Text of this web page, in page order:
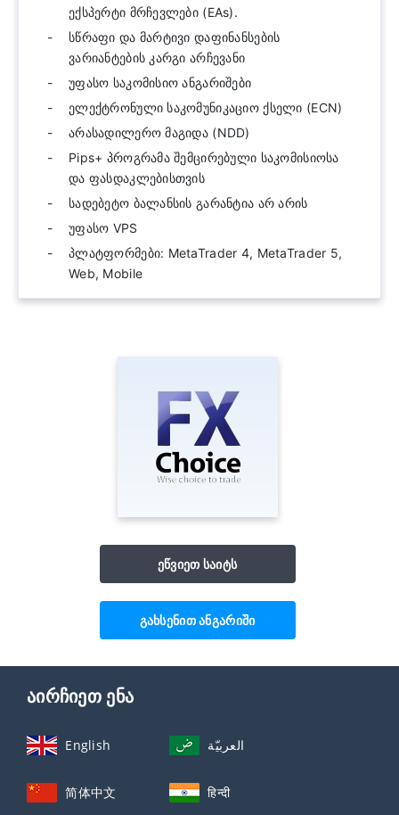
ექსპერტი მრჩევლები (EAs).
სწრაფი და მარტივი დაფინანსების
ვარიანტების კარგი არჩევანი
უფასო საკომისიო ანგარიშები
ელექტრონული საკომუნიკაციო ქსელი (ECN)
არასადილერო მაგიდა (NDD)
Pips+ პროგრამა შემცირებული საკომისიოსა
და ფასდაკლებისთვის
სადებეტო ბალანსის გარანტია არ არის
უფასო VPS
პლატფორმები: MetaTrader 4, MetaTrader 5,
Web, Mobile
ეწვიეთ საიტს
გახსენით ანგარიში
აირჩიეთ ენა
English العربيّة
简体中文 हिन्दी